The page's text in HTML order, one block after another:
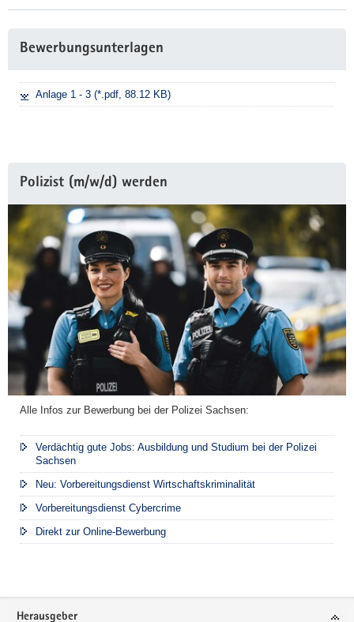
m
n
e
r
d
a
s
i
c
e
r
h
e
i
t
g
f
ü
h
l
r
g
S
c
r
h
e
i
t
ä
c
h
t
e
r
i
n
n
u
n
Information
Bewerbungsunterlagen
Anlage 1 - 3 (*.pdf, 88.12 KB)
Polizist (m/w/d) werden
Alle Infos zur Bewerbung bei der Polizei Sachsen:
Verdächtig gute Jobs: Ausbildung und Studium bei der Polizei
Sachsen
Neu: Vorbereitungsdienst Wirtschaftskriminalität
Vorbereitungsdienst Cybercrime
Direkt zur Online-Bewerbung
Footer-
Herausgeber